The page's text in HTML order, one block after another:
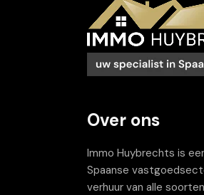
Over ons
Immo Huybrechts is
Spaanse
verhuur van alle